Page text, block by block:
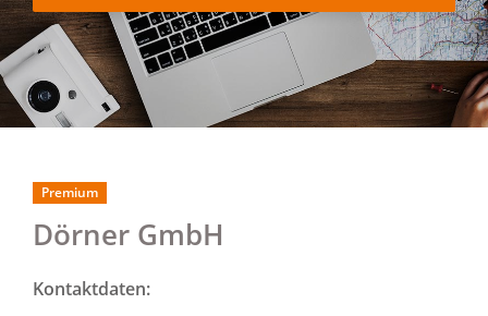
Dörner GmbH
Premium
Kontaktdaten: